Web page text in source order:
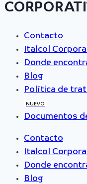
Contacto
Italcol
Donde
Blog
Política de
NUEVO
Documentos
Contacto
Italcol
Donde
Blog